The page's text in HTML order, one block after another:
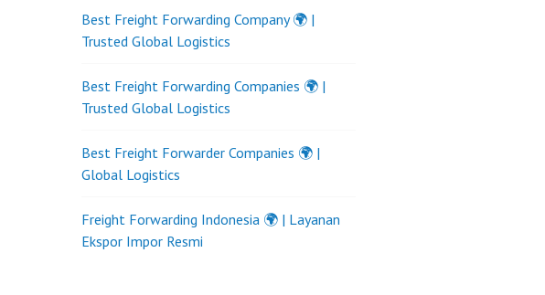
Best Freight Forwarding Company 🌍 |
Trusted Global Logistics
Best Freight Forwarding Companies 🌍 |
Trusted Global Logistics
Best Freight Forwarder Companies 🌍 |
Global Logistics
Freight Forwarding Indonesia 🌍 | Layanan
Ekspor Impor Resmi